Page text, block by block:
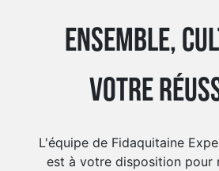
Ensemble,
votre
L'équipe de Fidaquitaine
est à votre disposition pour